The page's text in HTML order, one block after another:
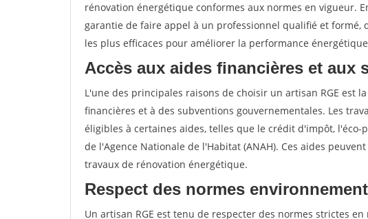
rénovation énergétique conformes aux normes en vigueur.
garantie de faire appel à un professionnel qualifié et
les plus efficaces pour améliorer la performance
Accès aux aides financières et aux
L'une des principales raisons de choisir un artisan RGE est
financières et à des subventions gouvernementales. Les
éligibles à certaines aides, telles que le crédit d'impôt, l'éco-
de l'Agence Nationale de l'Habitat (ANAH). Ces aides
travaux de rénovation énergétique.
Respect des normes
Un artisan RGE est tenu de respecter des normes strictes